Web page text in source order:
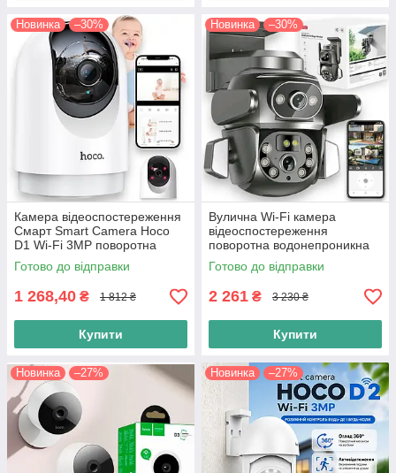
Новинка –30%
Камера відеоспостереження
Смарт Smart Camera Hoco
D1 Wi-Fi 3MP поворотна
камера в дитячу кімнату, біла
Готово до відправки
1 268,40 ₴ 1 812 ₴
Купити
Новинка –30%
Вулична Wi-Fi камера
відеоспостереження
поворотна водонепроникна
зовнішня з датчиком руху для
двору, вулиці вайфай
Готово до відправки
2 261 ₴ 3 230 ₴
Купити
Новинка –27% Новинка –27%